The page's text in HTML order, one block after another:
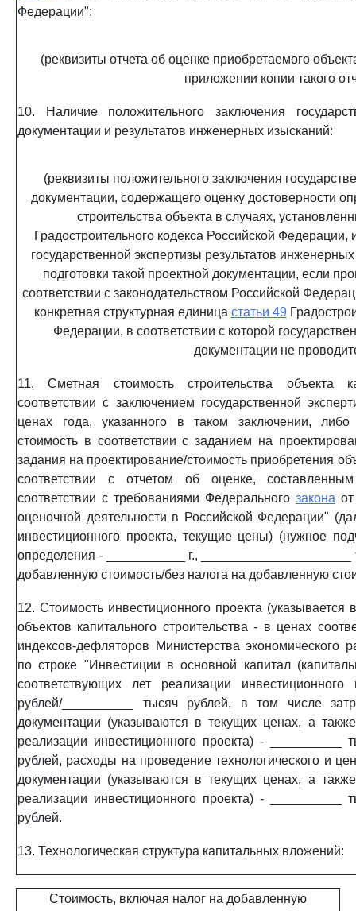
Федерации":
(реквизиты отчета об оценке приобретаемого
приложении копии такого
10. Наличие положительного заключения
документации и результатов инженерных изысканий:
(реквизиты положительного заключения
документации, содержащего оценку достоверности
строительства объекта в случаях,
Градостроительного кодекса Российской
государственной экспертизы результатов
подготовки такой проектной документации, если
соответствии с законодательством Российской
конкретная структурная единица статьи 49
Федерации, в соответствии с которой
документации не
11. Сметная стоимость строительства объекта
соответствии с заключением государственной
ценах года, указанного в таком заключении, либо
стоимость в соответствии с заданием на
задания на проектирование/стоимость приобретения
соответствии с отчетом об оценке,
соответствии с требованиями Федерального закона
оценочной деятельности в Российской Федерации"
инвестиционного проекта, текущие цены) (нужное
определения - ___________ г.,
добавленную стоимость/без налога на добавленную
12. Стоимость инвестиционного проекта
объектов капитального строительства - в ценах
индексов-дефляторов Министерства экономического
по строке "Инвестиции в основной капитал
соответствующих лет реализации
рублей/__________ тысяч рублей, в том числе
документации (указываются в текущих ценах, а
реализации инвестиционного проекта) - __________
рублей, расходы на проведение технологического и
документации (указываются в текущих ценах, а
реализации инвестиционного проекта) - __________
рублей.
13. Технологическая структура капитальных вложений:
Стоимость, включая налог на добавленную